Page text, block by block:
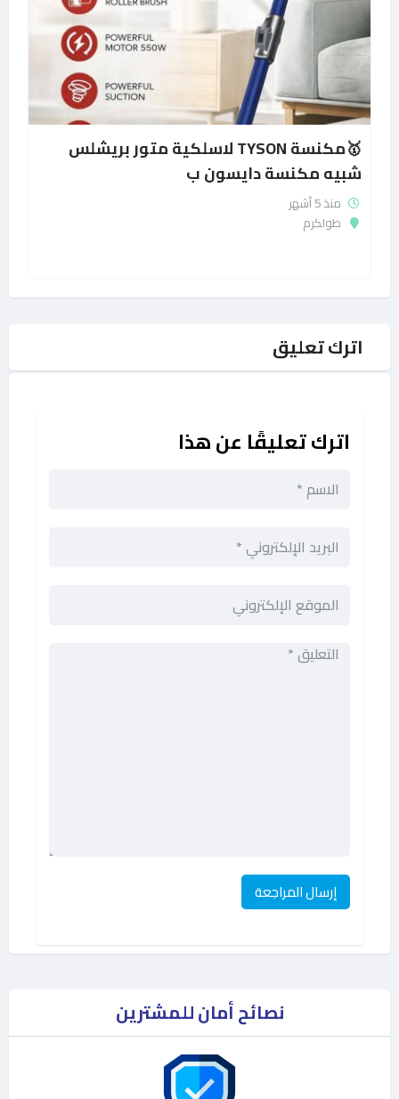
🥇مكنسة TYSON لاسلكية متور بريشلس
شبيه مكنسة دايسون ب
منذ 5 أشهر
طولكرم
اترك تعليق
اترك تعليقًا عن هذا
نصائح أمان للمشترين